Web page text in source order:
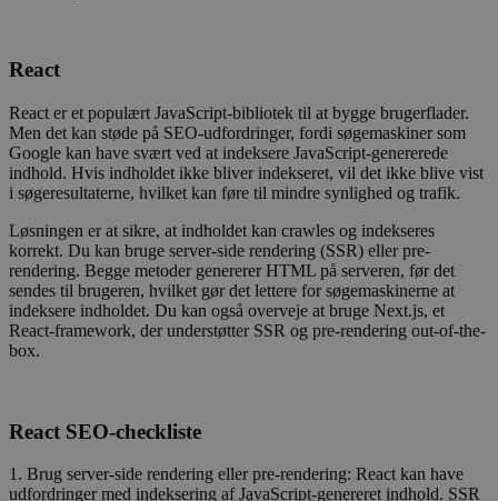
React
React er et populært JavaScript-bibliotek til at bygge brugerflader.
Men det kan støde på SEO-udfordringer, fordi søgemaskiner som
Google kan have svært ved at indeksere JavaScript-genererede
indhold. Hvis indholdet ikke bliver indekseret, vil det ikke blive vist
i søgeresultaterne, hvilket kan føre til mindre synlighed og trafik.
Løsningen er at sikre, at indholdet kan crawles og indekseres
korrekt. Du kan bruge server-side rendering (SSR) eller pre-
rendering. Begge metoder genererer HTML på serveren, før det
sendes til brugeren, hvilket gør det lettere for søgemaskinerne at
indeksere indholdet. Du kan også overveje at bruge Next.js, et
React-framework, der understøtter SSR og pre-rendering out-of-the-
box.
React SEO-checkliste
1. Brug server-side rendering eller pre-rendering: React kan have
udfordringer med indeksering af JavaScript-genereret indhold. SSR